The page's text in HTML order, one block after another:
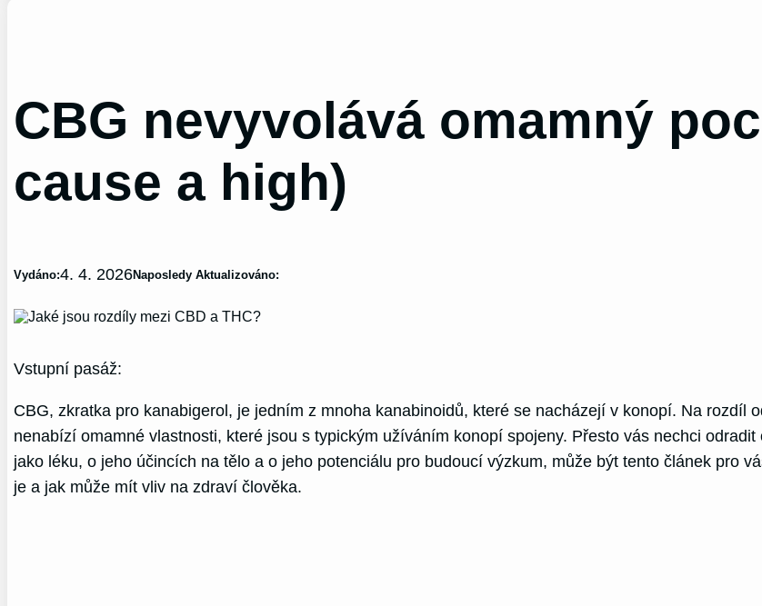
CBG nevyvolává omamný
cause a high)
Vydáno:4. 4. 2026Naposledy Aktualizováno:
Vstupní pasáž:
CBG, zkratka pro kanabigerol, je jedním z mnoha kanabinoidů, které se nacházejí v konopí. Na rozdíl
nenabízí omamné vlastnosti, které jsou s typickým užíváním konopí spojeny. Přesto vás nechci
jako léku, o jeho účincích na tělo a o jeho potenciálu pro budoucí výzkum, může být tento článek pro
je a jak může mít vliv na zdraví člověka.